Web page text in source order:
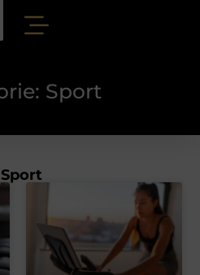
Sport
Sport